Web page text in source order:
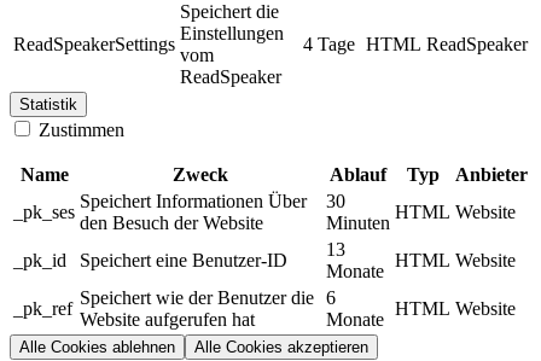
ReadSpeakerSettings
Speichert die
Einstellungen
vom
ReadSpeaker
4 Tage HTML ReadSpeaker
Statistik
Zustimmen
Name Zweck Ablauf Typ
Anbieter
_pk_ses
Speichert Informationen Über
den Besuch der Website
30
Minuten
HTML Website
_pk_id Speichert eine Benutzer-ID
13
Monate
HTML Website
_pk_ref
Speichert wie der Benutzer die
Website aufgerufen hat
6
Monate
HTML Website
Alle Cookies ablehnen Alle Cookies akzeptieren